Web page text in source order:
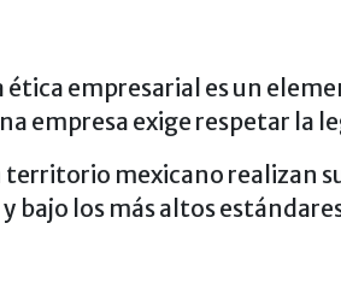
ética empresarial es un
empresa exige respetar la
territorio mexicano realizan
bajo los más altos